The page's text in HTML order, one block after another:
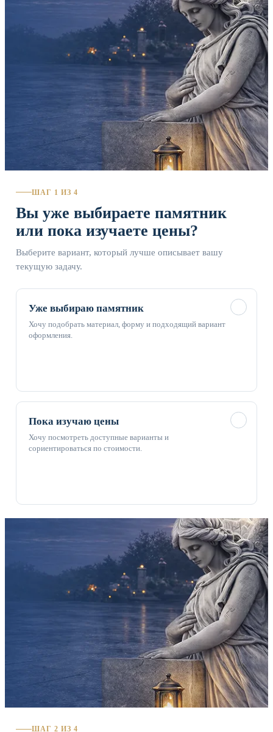
ШАГ 1 ИЗ 4
Вы уже выбираете памятник
или пока изучаете цены?
Выберите вариант, который лучше описывает вашу
текущую задачу.
Уже выбираю памятник
Хочу подобрать материал, форму и подходящий вариант
оформления.
Пока изучаю цены
Хочу посмотреть доступные варианты и
сориентироваться по стоимости.
ШАГ 2 ИЗ 4